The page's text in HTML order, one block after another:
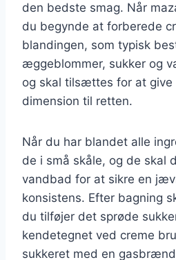
den bedste smag. Når
du begynde at forberede
blandingen, som typisk
æggeblommer, sukker og
og skal tilsættes for at give
dimension til retten.
Når du har blandet alle
de i små skåle, og de skal
vandbad for at sikre en
konsistens. Efter bagning
du tilføjer det sprøde
kendetegnet ved creme
sukkeret med en